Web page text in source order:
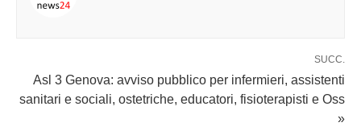
SUCC.
Asl 3 Genova: avviso pubblico per infermieri, assistenti
sanitari e sociali, ostetriche, educatori, fisioterapisti e Oss
»